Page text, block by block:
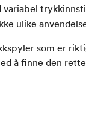
variabel
ulike
som er
å finne den